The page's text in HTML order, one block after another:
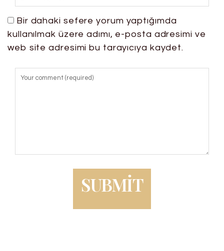
Bir dahaki sefere yorum yaptığımda
kullanılmak üzere adımı, e-posta adresimi ve
web site adresimi bu tarayıcıya kaydet.